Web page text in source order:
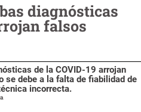
diagnósticas
falsos
de la COVID-19 arrojan
se debe a la falta de fiabilidad de
incorrecta.